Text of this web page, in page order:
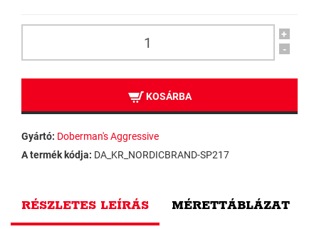
+
-
KOSÁRBA
Gyártó: Doberman's Aggressive
A termék kódja: DA_KR_NORDICBRAND-SP217
RÉSZLETES LEÍRÁS MÉRETTÁBLÁZAT